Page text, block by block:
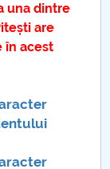
una dintre
are
în acest